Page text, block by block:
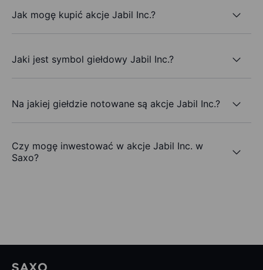
Jak mogę kupić akcje Jabil Inc.?
Jaki jest symbol giełdowy Jabil Inc.?
Na jakiej giełdzie notowane są akcje Jabil Inc.?
Czy mogę inwestować w akcje Jabil Inc. w
Saxo?